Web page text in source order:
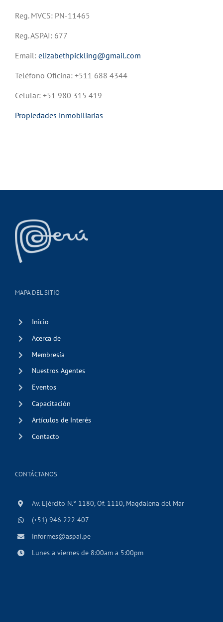
Reg. MVCS: PN-11465
Reg. ASPAI: 677
Email: elizabethpickling@gmail.com
Teléfono Oficina: +511 688 4344
Celular: +51 980 315 419
Propiedades inmobiliarias
MAPA DEL SITIO
Inicio
Acerca de
Membresía
Nuestros Agentes
Eventos
Capacitación
Artículos de Interés
Contacto
CONTÁCTANOS
Av. Ejército N.° 1180, Of. 1110, Magdalena del Mar
(+51) 946 222 407
informes@aspai.pe
Lunes a viernes de 8:00am a 5:00pm